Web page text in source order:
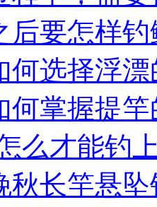
后要怎样
何选择浮
何掌握提
么才能钓
秋长竿悬